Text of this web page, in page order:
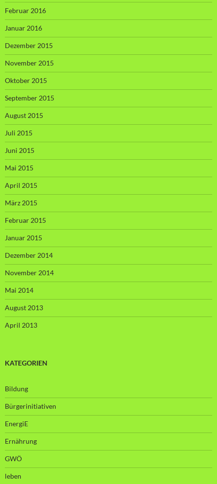
Februar 2016
Januar 2016
Dezember 2015
November 2015
Oktober 2015
September 2015
August 2015
Juli 2015
Juni 2015
Mai 2015
April 2015
März 2015
Februar 2015
Januar 2015
Dezember 2014
November 2014
Mai 2014
August 2013
April 2013
KATEGORIEN
Bildung
Bürgerinitiativen
EnergiE
Ernährung
GWÖ
leben